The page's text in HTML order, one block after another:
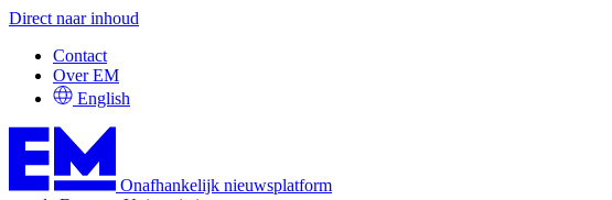
Direct naar inhoud
Contact
Over EM
English
Onafhankelijk nieuwsplatform